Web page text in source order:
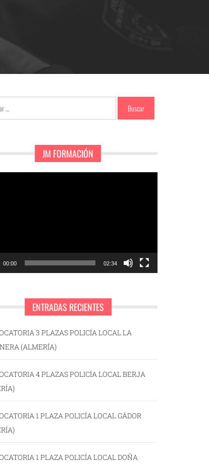
JM FORMACIÓN
00:00 02:34
ENTRADAS RECIENTES
3 PLAZAS POLICÍA LOCAL LA
(ALMERÍA)
4 PLAZAS POLICÍA LOCAL BERJA
1 PLAZA POLICÍA LOCAL GÁDOR
1 PLAZA POLICÍA LOCAL DOÑA